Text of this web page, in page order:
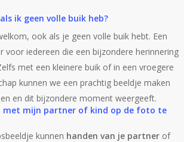
ik geen volle buik heb?
ook als je geen volle buik hebt. Een
voor iedereen die een bijzondere herinnering
met een kleinere buik of in een vroegere
kunnen we een prachtig beeldje maken
en dit bijzondere moment weergeeft.
met mijn partner of kind op de foto te
kunnen handen van je partner of